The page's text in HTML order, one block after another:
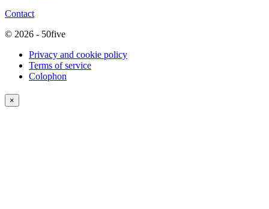
Contact
© 2026 - 50five
Privacy and cookie policy
Terms of service
Colophon
×